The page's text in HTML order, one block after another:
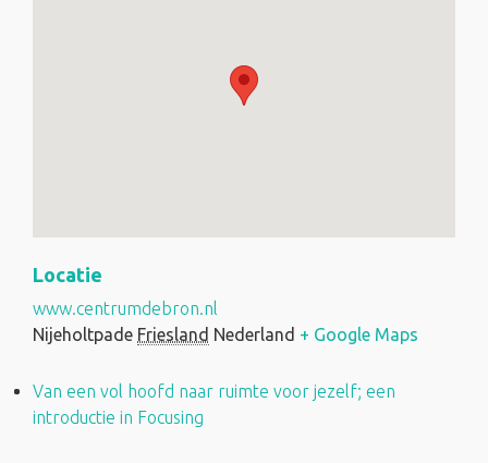
Locatie
www.centrumdebron.nl
Nijeholtpade Friesland Nederland + Google Maps
Van een vol hoofd naar ruimte voor jezelf; een
introductie in Focusing